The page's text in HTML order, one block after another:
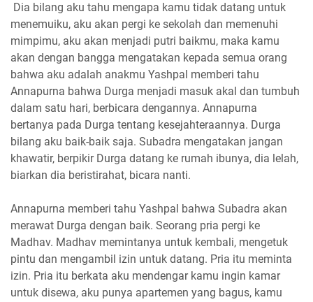
Dia bilang aku tahu mengapa kamu tidak datang untuk
menemuiku, aku akan pergi ke sekolah dan memenuhi
mimpimu, aku akan menjadi putri baikmu, maka kamu
akan dengan bangga mengatakan kepada semua orang
bahwa aku adalah anakmu Yashpal memberi tahu
Annapurna bahwa Durga menjadi masuk akal dan tumbuh
dalam satu hari, berbicara dengannya. Annapurna
bertanya pada Durga tentang kesejahteraannya. Durga
bilang aku baik-baik saja. Subadra mengatakan jangan
khawatir, berpikir Durga datang ke rumah ibunya, dia lelah,
biarkan dia beristirahat, bicara nanti.
Annapurna memberi tahu Yashpal bahwa Subadra akan
merawat Durga dengan baik. Seorang pria pergi ke
Madhav. Madhav memintanya untuk kembali, mengetuk
pintu dan mengambil izin untuk datang. Pria itu meminta
izin. Pria itu berkata aku mendengar kamu ingin kamar
untuk disewa, aku punya apartemen yang bagus, kamu